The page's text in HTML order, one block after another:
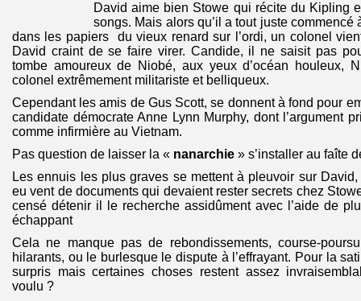
David aime bien Stowe qui récite du Kipling
songs. Mais alors qu’il a tout juste commencé
dans les papiers du vieux renard sur l’ordi, un colonel
David craint de se faire virer. Candide, il ne saisit pas
tombe amoureux de Niobé, aux yeux d’océan houleux,
colonel extrêmement militariste et belliqueux.
Cependant les amis de Gus Scott, se donnent à fond pour
candidate démocrate Anne Lynn Murphy, dont l’argument
comme infirmière au Vietnam.
Pas question de laisser la « nanarchie » s’installer au faîte
Les ennuis les plus graves se mettent à pleuvoir sur
eu vent de documents qui devaient rester secrets chez
censé détenir il le recherche assidûment avec l’aide de
échappant
Cela ne manque pas de rebondissements, course-
hilarants, ou le burlesque le dispute à l’effrayant. Pour la
surpris mais certaines choses restent assez
voulu ?